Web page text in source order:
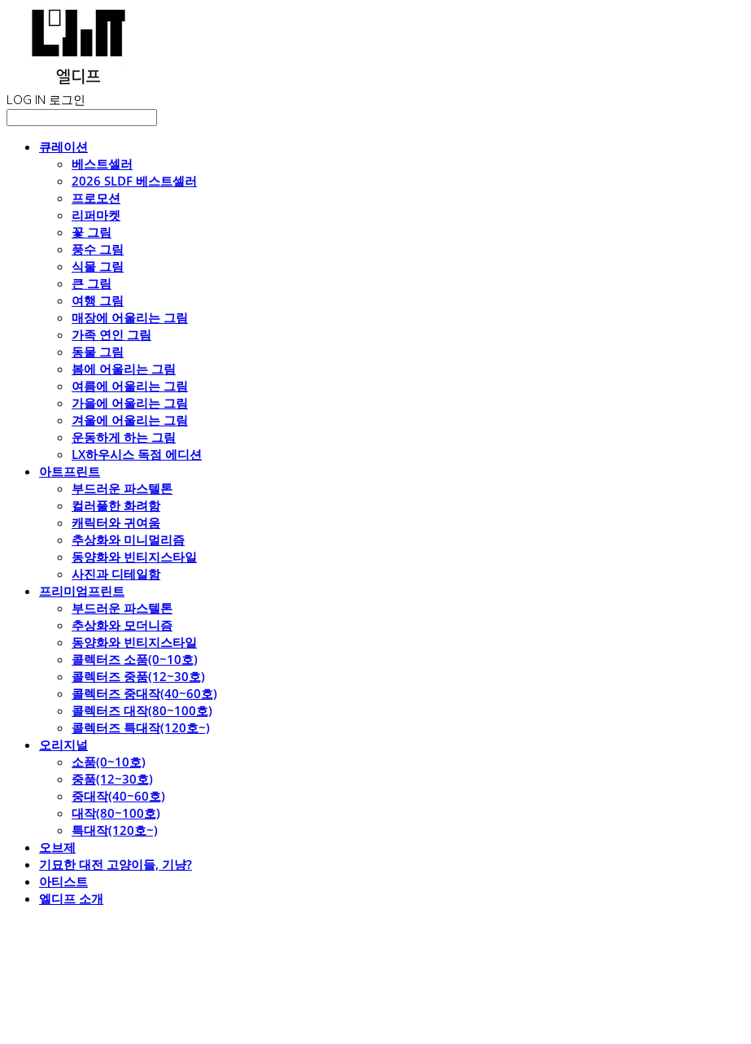
LOG IN 로그인
큐레이션
베스트셀러
2026 SLDF 베스트셀러
프로모션
리퍼마켓
꽃 그림
풍수 그림
식물 그림
큰 그림
여행 그림
매장에 어울리는 그림
가족 연인 그림
동물 그림
봄에 어울리는 그림
여름에 어울리는 그림
가을에 어울리는 그림
겨울에 어울리는 그림
운동하게 하는 그림
LX하우시스 독점 에디션
아트프린트
부드러운 파스텔톤
컬러풀한 화려함
캐릭터와 귀여움
추상화와 미니멀리즘
동양화와 빈티지스타일
사진과 디테일함
프리미엄프린트
부드러운 파스텔톤
추상화와 모더니즘
동양화와 빈티지스타일
콜렉터즈 소품(0~10호)
콜렉터즈 중품(12~30호)
콜렉터즈 중대작(40~60호)
콜렉터즈 대작(80~100호)
콜렉터즈 특대작(120호~)
오리지널
소품(0~10호)
중품(12~30호)
중대작(40~60호)
대작(80~100호)
특대작(120호~)
오브제
기묘한 대전 고양이들, 기냥?
아티스트
엘디프 소개